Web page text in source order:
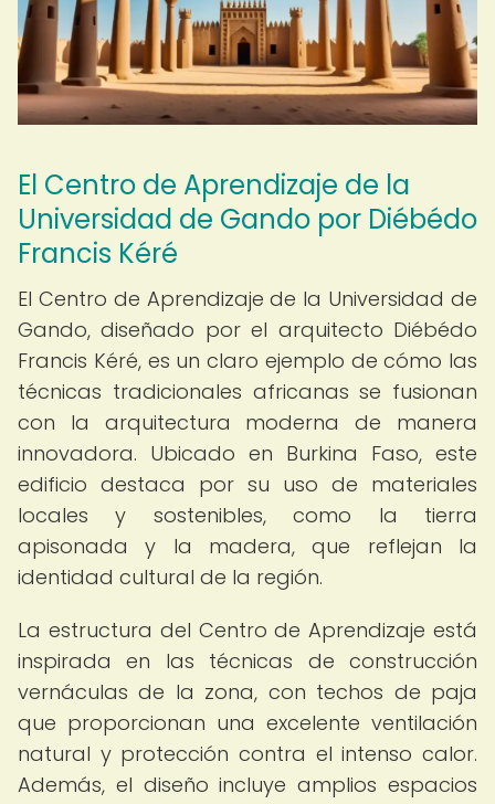
El Centro de Aprendizaje de la
Universidad de Gando por Diébédo
Francis Kéré
El Centro de Aprendizaje de la Universidad de
Gando, diseñado por el arquitecto Diébédo
Francis Kéré, es un claro ejemplo de cómo las
técnicas tradicionales africanas se fusionan
con la arquitectura moderna de manera
innovadora. Ubicado en Burkina Faso, este
edificio destaca por su uso de materiales
locales y sostenibles, como la tierra
apisonada y la madera, que reflejan la
identidad cultural de la región.
La estructura del Centro de Aprendizaje está
inspirada en las técnicas de construcción
vernáculas de la zona, con techos de paja
que proporcionan una excelente ventilación
natural y protección contra el intenso calor.
Además, el diseño incluye amplios espacios